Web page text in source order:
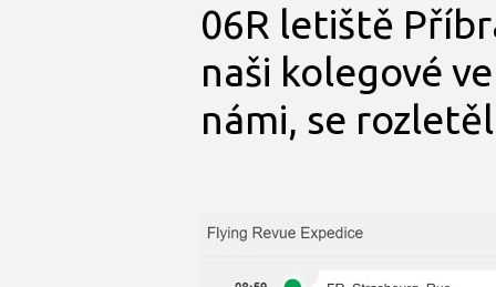
06R letiště
naši kolegové
námi, se